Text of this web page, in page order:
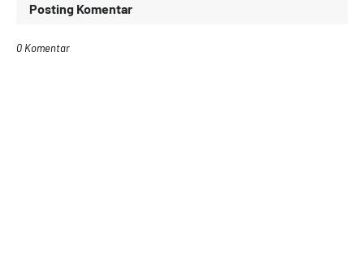
Posting Komentar
0 Komentar